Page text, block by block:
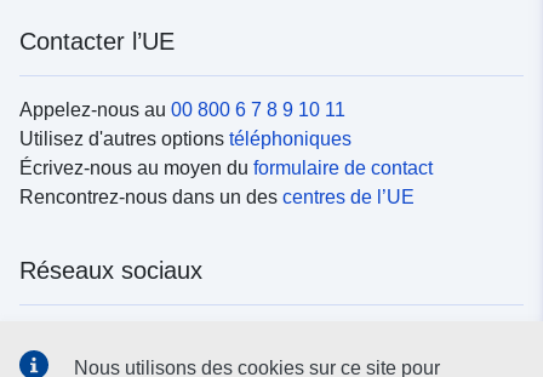
Contacter l’UE
Appelez-nous au 00 800 6 7 8 9 10 11
Utilisez d'autres options téléphoniques
Écrivez-nous au moyen du formulaire de contact
Rencontrez-nous dans un des centres de l’UE
Réseaux sociaux
Nous utilisons des cookies sur ce site pour